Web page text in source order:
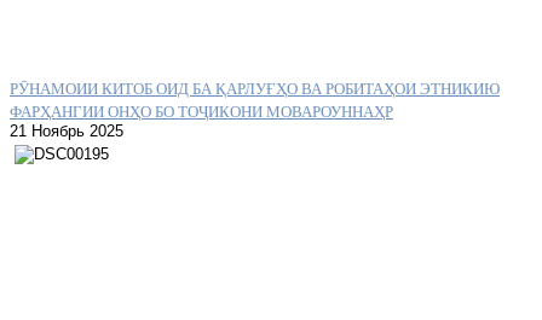
РӮНАМОИИ КИТОБ ОИД БА ҚАРЛУҒҲО ВА РОБИТАҲОИ ЭТНИКИЮ
ФАРҲАНГИИ ОНҲО БО ТОҶИКОНИ МОВАРОУННАҲР
21 Ноябрь 2025